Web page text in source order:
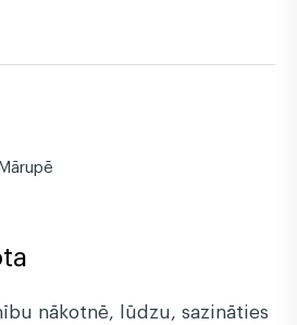
nākotnē, lūdzu, sazināties